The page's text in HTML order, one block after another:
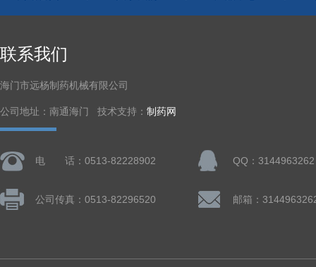
联系我们
海门市远杨制药机械有限公司
公司地址：南通海门 技术支持： 制药网
电 话：0513-82228902 QQ：3144963262
公司传真：0513-82296520 邮箱：